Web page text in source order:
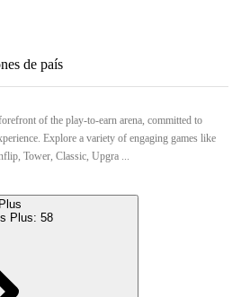
de país
of the play-to-earn arena, committed to
Explore a variety of engaging games like
Tower, Classic, Upgra ...
Plus: 58